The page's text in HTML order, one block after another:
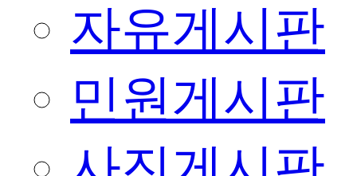
자유게시판
민원게시판